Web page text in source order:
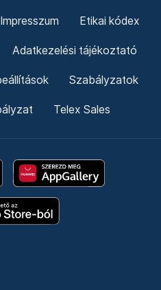
Impresszum Etikai kódex
Adatkezelési tájékoztató
Szabályzatok
Telex Sales